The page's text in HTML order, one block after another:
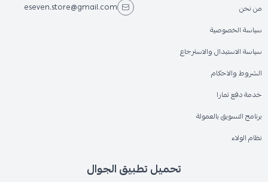
من نحن
سياسة الخصوصية
سياسة الاستبدال والاسترجاع
الشروط والاحكام
خدمة دفع تمارا
برنامج التسويق بالعمولة
نظام الولاء
eseven.store@gmail.com
تحميل تطبيق الجوال